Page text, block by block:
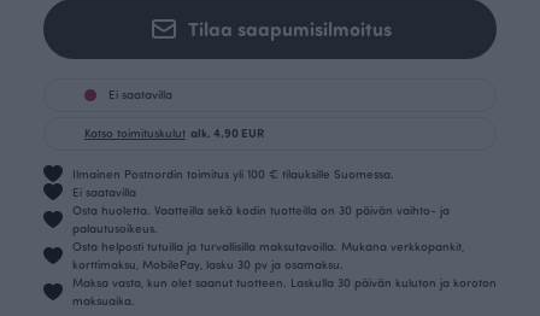
Tilaa saapumisilmoitus
Ei saatavilla
Katso toimituskulut alk. 4.90 EUR
Ilmainen Postnordin toimitus yli 100 € tilauksille Suomessa.
Ei saatavilla
Osta huoletta. Vaatteilla sekä kodin tuotteilla on 30 päivän vaihto- ja
palautusoikeus.
Osta helposti tutuilla ja turvallisilla maksutavoilla. Mukana verkkopankit,
korttimaksu, MobilePay, lasku 30 pv ja osamaksu.
Maksa vasta, kun olet saanut tuotteen. Laskulla 30 päivän kuluton ja koroton
maksuaika.